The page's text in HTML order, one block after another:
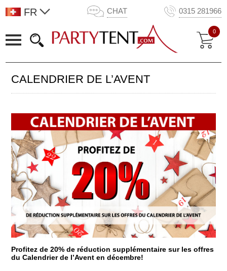
FR CHAT 0315 281966
0
CALENDRIER DE L’AVENT
Profitez de 20% de réduction supplémentaire sur les offres
du Calendrier de l’Avent en décembre!